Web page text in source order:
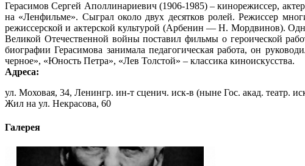
Герасимов Сергей Аполлинариевич (1906-1985) – кинорежиссер,
на «Ленфильме». Сыграл около двух десятков ролей. Режиссер
режиссерской и актерской культурой (Арбенин — Н. Мордвинов).
Великой Отечественной войны поставил фильмы о героической
биографии Герасимова занимала педагогическая работа, он
черное», «Юность Петра», «Лев Толстой» – классика киноискусства.
Адреса:
ул. Моховая, 34, Ленингр. ин-т сценич. иск-в (ныне Гос. акад. театр.
Жил на ул. Некрасова, 60
Галерея